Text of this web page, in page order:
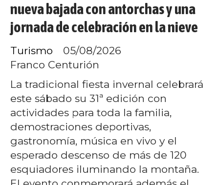
nueva bajada con antorchas y una
jornada de celebración en la nieve
Franco Centurión
Turismo 05/08/2026
La tradicional fiesta invernal celebrará
este sábado su 31ª edición con
actividades para toda la familia,
demostraciones deportivas,
gastronomía, música en vivo y el
esperado descenso de más de 120
esquiadores iluminando la montaña.